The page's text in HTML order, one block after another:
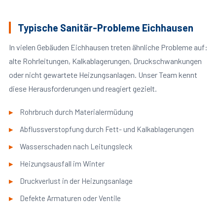
Typische Sanitär-Probleme Eichhausen
In vielen Gebäuden Eichhausen treten ähnliche Probleme auf:
alte Rohrleitungen, Kalkablagerungen, Druckschwankungen
oder nicht gewartete Heizungsanlagen. Unser Team kennt
diese Herausforderungen und reagiert gezielt.
Rohrbruch durch Materialermüdung
Abflussverstopfung durch Fett- und Kalkablagerungen
Wasserschaden nach Leitungsleck
Heizungsausfall im Winter
Druckverlust in der Heizungsanlage
Defekte Armaturen oder Ventile